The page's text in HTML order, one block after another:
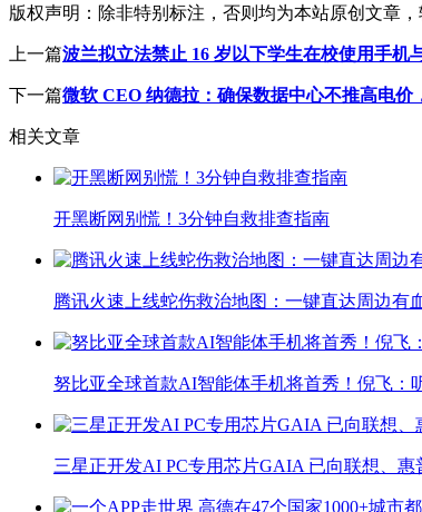
版权声明： 除非特别标注，否则均为本站原创文章
上一篇波兰拟立法禁止 16 岁以下学生在校使用手机
下一篇微软 CEO 纳德拉：确保数据中心不推高电价
相关文章
开黑断网别慌！3分钟自救排查指南
腾讯火速上线蛇伤救治地图：一键直达周边有
努比亚全球首款AI智能体手机将首秀！倪飞：
三星正开发AI PC专用芯片GAIA 已向联想、惠